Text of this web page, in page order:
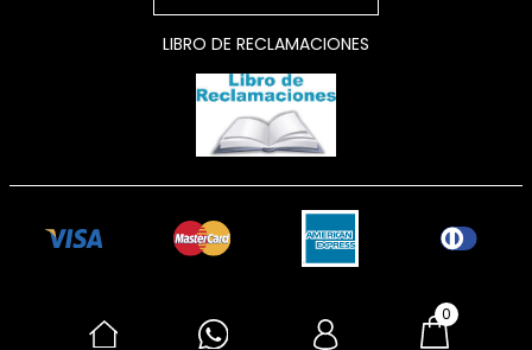
0
LIBRO DE RECLAMACIONES
Sitio seguro Powered by